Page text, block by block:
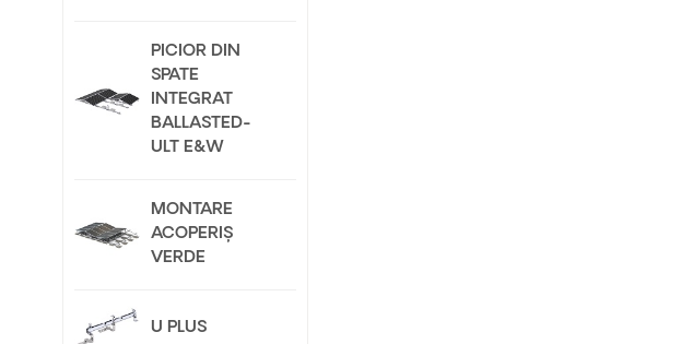
PICIOR DIN
SPATE
INTEGRAT
BALLASTED-
ULT E&W
MONTARE
ACOPERIȘ
VERDE
U PLUS